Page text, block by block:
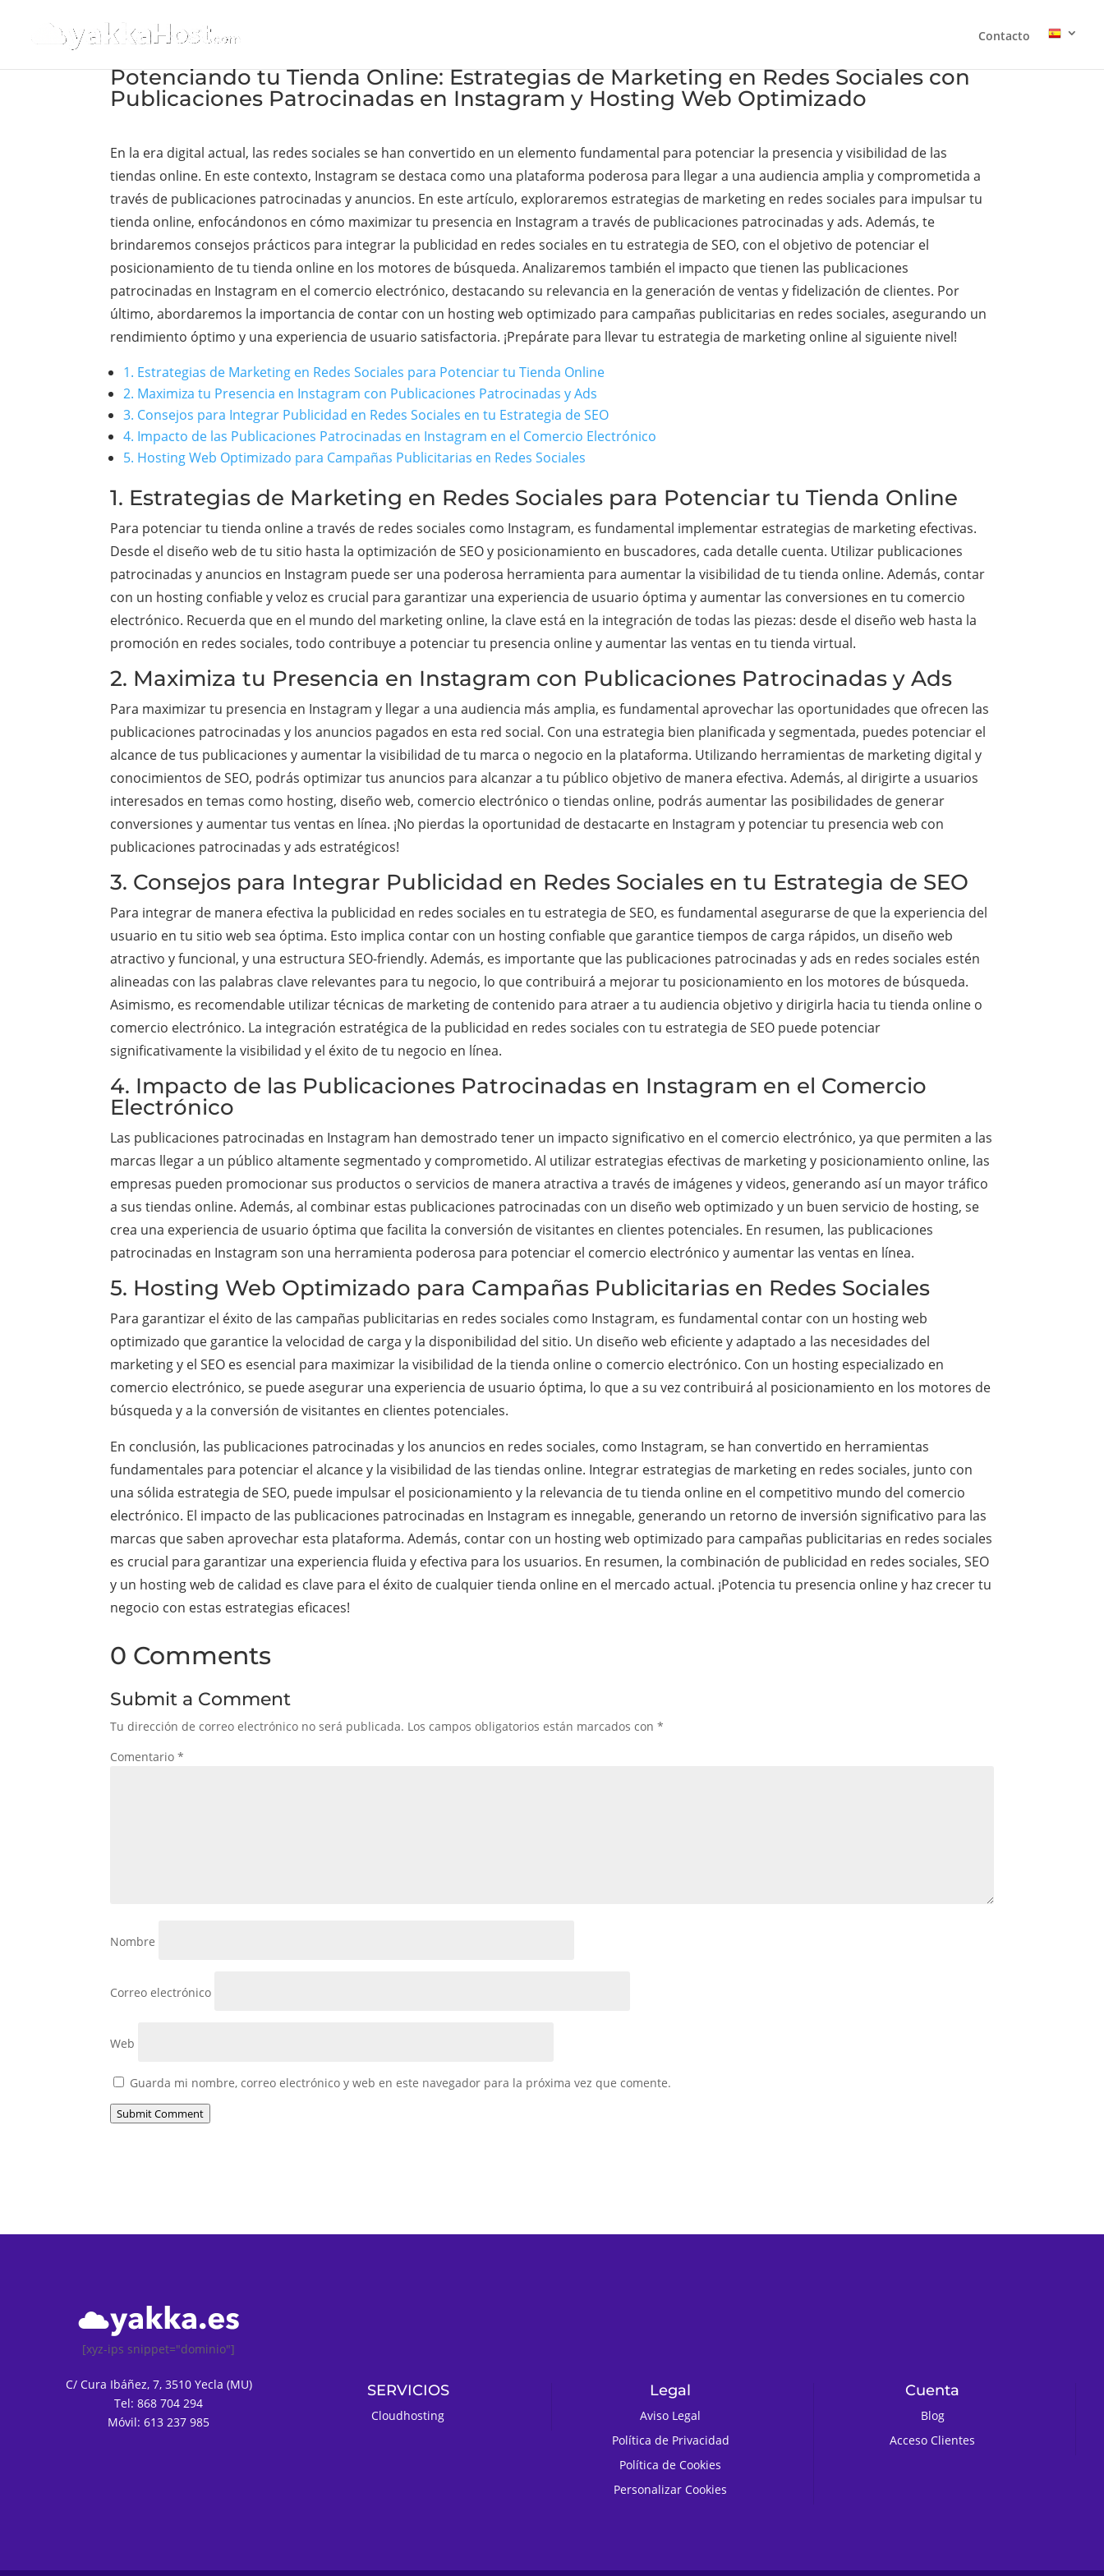
Contacto
Potenciando tu Tienda Online: Estrategias de Marketing en Redes Sociales con
Publicaciones Patrocinadas en Instagram y Hosting Web Optimizado
En la era digital actual, las redes sociales se han convertido en un elemento fundamental para potenciar la presencia y visibilidad de las
tiendas online. En este contexto, Instagram se destaca como una plataforma poderosa para llegar a una audiencia amplia y comprometida a
través de publicaciones patrocinadas y anuncios. En este artículo, exploraremos estrategias de marketing en redes sociales para impulsar tu
tienda online, enfocándonos en cómo maximizar tu presencia en Instagram a través de publicaciones patrocinadas y ads. Además, te
brindaremos consejos prácticos para integrar la publicidad en redes sociales en tu estrategia de SEO, con el objetivo de potenciar el
posicionamiento de tu tienda online en los motores de búsqueda. Analizaremos también el impacto que tienen las publicaciones
patrocinadas en Instagram en el comercio electrónico, destacando su relevancia en la generación de ventas y fidelización de clientes. Por
último, abordaremos la importancia de contar con un hosting web optimizado para campañas publicitarias en redes sociales, asegurando un
rendimiento óptimo y una experiencia de usuario satisfactoria. ¡Prepárate para llevar tu estrategia de marketing online al siguiente nivel!
1. Estrategias de Marketing en Redes Sociales para Potenciar tu Tienda Online
2. Maximiza tu Presencia en Instagram con Publicaciones Patrocinadas y Ads
3. Consejos para Integrar Publicidad en Redes Sociales en tu Estrategia de SEO
4. Impacto de las Publicaciones Patrocinadas en Instagram en el Comercio Electrónico
5. Hosting Web Optimizado para Campañas Publicitarias en Redes Sociales
1. Estrategias de Marketing en Redes Sociales para Potenciar tu Tienda Online
Para potenciar tu tienda online a través de redes sociales como Instagram, es fundamental implementar estrategias de marketing efectivas.
Desde el diseño web de tu sitio hasta la optimización de SEO y posicionamiento en buscadores, cada detalle cuenta. Utilizar publicaciones
patrocinadas y anuncios en Instagram puede ser una poderosa herramienta para aumentar la visibilidad de tu tienda online. Además, contar
con un hosting confiable y veloz es crucial para garantizar una experiencia de usuario óptima y aumentar las conversiones en tu comercio
electrónico. Recuerda que en el mundo del marketing online, la clave está en la integración de todas las piezas: desde el diseño web hasta la
promoción en redes sociales, todo contribuye a potenciar tu presencia online y aumentar las ventas en tu tienda virtual.
2. Maximiza tu Presencia en Instagram con Publicaciones Patrocinadas y Ads
Para maximizar tu presencia en Instagram y llegar a una audiencia más amplia, es fundamental aprovechar las oportunidades que ofrecen las
publicaciones patrocinadas y los anuncios pagados en esta red social. Con una estrategia bien planificada y segmentada, puedes potenciar el
alcance de tus publicaciones y aumentar la visibilidad de tu marca o negocio en la plataforma. Utilizando herramientas de marketing digital y
conocimientos de SEO, podrás optimizar tus anuncios para alcanzar a tu público objetivo de manera efectiva. Además, al dirigirte a usuarios
interesados en temas como hosting, diseño web, comercio electrónico o tiendas online, podrás aumentar las posibilidades de generar
conversiones y aumentar tus ventas en línea. ¡No pierdas la oportunidad de destacarte en Instagram y potenciar tu presencia web con
publicaciones patrocinadas y ads estratégicos!
3. Consejos para Integrar Publicidad en Redes Sociales en tu Estrategia de SEO
Para integrar de manera efectiva la publicidad en redes sociales en tu estrategia de SEO, es fundamental asegurarse de que la experiencia del
usuario en tu sitio web sea óptima. Esto implica contar con un hosting confiable que garantice tiempos de carga rápidos, un diseño web
atractivo y funcional, y una estructura SEO-friendly. Además, es importante que las publicaciones patrocinadas y ads en redes sociales estén
alineadas con las palabras clave relevantes para tu negocio, lo que contribuirá a mejorar tu posicionamiento en los motores de búsqueda.
Asimismo, es recomendable utilizar técnicas de marketing de contenido para atraer a tu audiencia objetivo y dirigirla hacia tu tienda online o
comercio electrónico. La integración estratégica de la publicidad en redes sociales con tu estrategia de SEO puede potenciar
significativamente la visibilidad y el éxito de tu negocio en línea.
4. Impacto de las Publicaciones Patrocinadas en Instagram en el Comercio
Electrónico
Las publicaciones patrocinadas en Instagram han demostrado tener un impacto significativo en el comercio electrónico, ya que permiten a las
marcas llegar a un público altamente segmentado y comprometido. Al utilizar estrategias efectivas de marketing y posicionamiento online, las
empresas pueden promocionar sus productos o servicios de manera atractiva a través de imágenes y videos, generando así un mayor tráfico
a sus tiendas online. Además, al combinar estas publicaciones patrocinadas con un diseño web optimizado y un buen servicio de hosting, se
crea una experiencia de usuario óptima que facilita la conversión de visitantes en clientes potenciales. En resumen, las publicaciones
patrocinadas en Instagram son una herramienta poderosa para potenciar el comercio electrónico y aumentar las ventas en línea.
5. Hosting Web Optimizado para Campañas Publicitarias en Redes Sociales
Para garantizar el éxito de las campañas publicitarias en redes sociales como Instagram, es fundamental contar con un hosting web
optimizado que garantice la velocidad de carga y la disponibilidad del sitio. Un diseño web eficiente y adaptado a las necesidades del
marketing y el SEO es esencial para maximizar la visibilidad de la tienda online o comercio electrónico. Con un hosting especializado en
comercio electrónico, se puede asegurar una experiencia de usuario óptima, lo que a su vez contribuirá al posicionamiento en los motores de
búsqueda y a la conversión de visitantes en clientes potenciales.
En conclusión, las publicaciones patrocinadas y los anuncios en redes sociales, como Instagram, se han convertido en herramientas
fundamentales para potenciar el alcance y la visibilidad de las tiendas online. Integrar estrategias de marketing en redes sociales, junto con
una sólida estrategia de SEO, puede impulsar el posicionamiento y la relevancia de tu tienda online en el competitivo mundo del comercio
electrónico. El impacto de las publicaciones patrocinadas en Instagram es innegable, generando un retorno de inversión significativo para las
marcas que saben aprovechar esta plataforma. Además, contar con un hosting web optimizado para campañas publicitarias en redes sociales
es crucial para garantizar una experiencia fluida y efectiva para los usuarios. En resumen, la combinación de publicidad en redes sociales, SEO
y un hosting web de calidad es clave para el éxito de cualquier tienda online en el mercado actual. ¡Potencia tu presencia online y haz crecer tu
negocio con estas estrategias eficaces!
0 Comments
Submit a Comment
Tu dirección de correo electrónico no será publicada. Los campos obligatorios están marcados con*
Comentario*
Nombre
Correo electrónico
Web
Guarda mi nombre, correo electrónico y web en este navegador para la próxima vez que comente.
Submit Comment
[xyz-ips snippet="dominio"]
C/ Cura Ibáñez, 7, 3510 Yecla (MU)
Tel: 868 704 294
Móvil: 613 237 985
SERVICIOS
Cloudhosting
Legal
Aviso Legal
Política de Privacidad
Política de Cookies
Personalizar Cookies
Cuenta
Blog
Acceso Clientes